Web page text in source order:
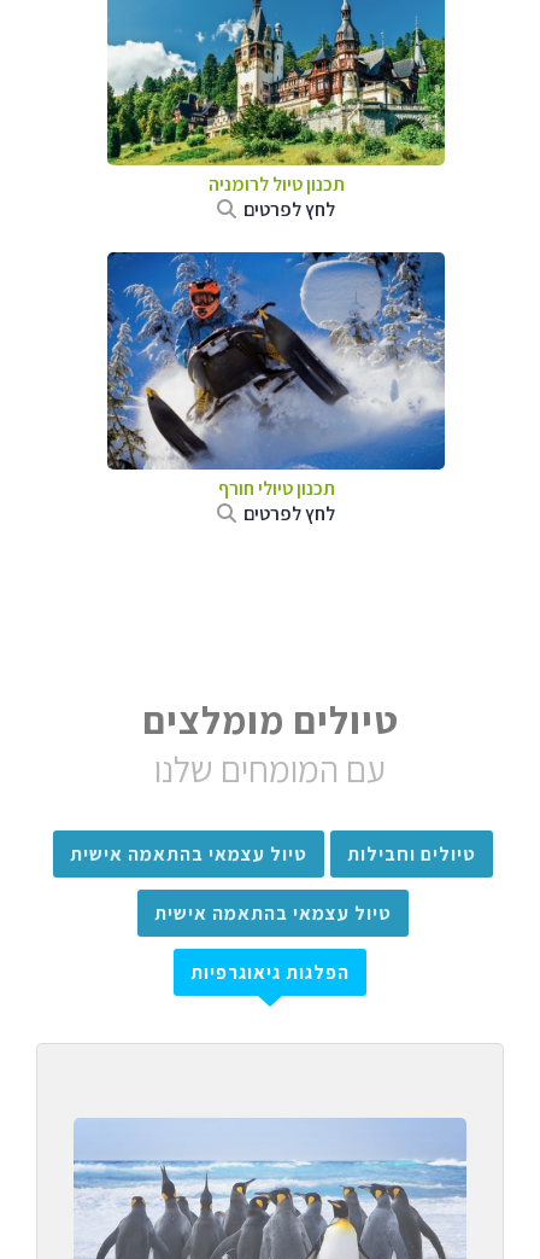
תכנון טיול לרומניה
לחץ לפרטים
תכנון טיולי חורף
לחץ לפרטים
טיולים מומלצים
עם המומחים שלנו
טיולים וחבילות טיול עצמאי בהתאמה אישית
טיול עצמאי בהתאמה אישית
הפלגות גיאוגרפיות